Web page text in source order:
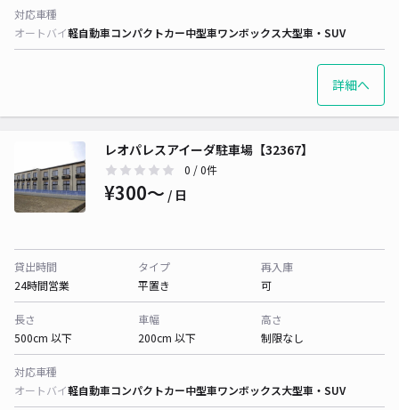
対応車種
オートバイ軽自動車コンパクトカー中型車ワンボックス大型車・SUV
詳細へ
レオパレスアイーダ駐車場【32367】
0 / 0件
¥300〜 / 日
貸出時間
24時間営業
タイプ
平置き
再入庫
可
長さ
500cm 以下
車幅
200cm 以下
高さ
制限なし
対応車種
オートバイ軽自動車コンパクトカー中型車ワンボックス大型車・SUV